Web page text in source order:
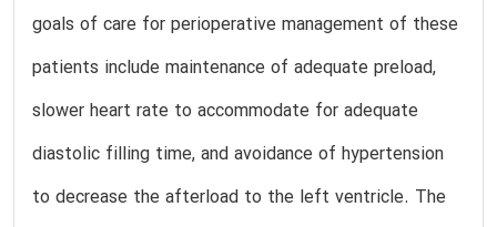
goals of care for perioperative management of these
patients include maintenance of adequate preload,
slower heart rate to accommodate for adequate
diastolic filling time, and avoidance of hypertension
to decrease the afterload to the left ventricle. The